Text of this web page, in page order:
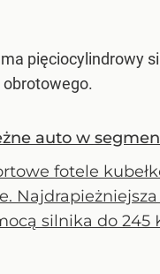
pięciocylindrowy
auto w
fotele
silnika do 245